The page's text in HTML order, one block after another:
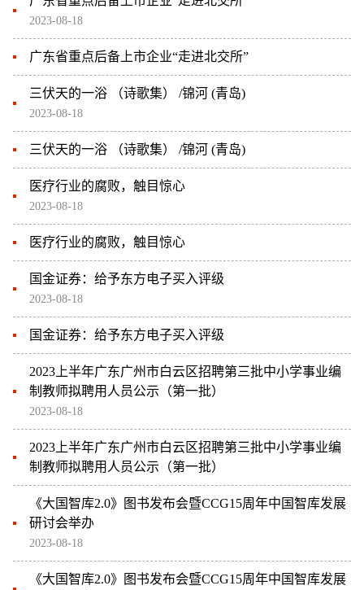
2023-08-18
广东省重点后备上市企业“走进北交所”
三伏天的一浴 （诗歌集） /锦河 (青岛)
2023-08-18
三伏天的一浴 （诗歌集） /锦河 (青岛)
医疗行业的腐败，触目惊心
2023-08-18
医疗行业的腐败，触目惊心
国金证券：给予东方电子买入评级
2023-08-18
国金证券：给予东方电子买入评级
2023上半年广东广州市白云区招聘第三批中小学事业编
制教师拟聘用人员公示（第一批）
2023-08-18
2023上半年广东广州市白云区招聘第三批中小学事业编
制教师拟聘用人员公示（第一批）
《大国智库2.0》图书发布会暨CCG15周年中国智库发展
研讨会举办
2023-08-18
《大国智库2.0》图书发布会暨CCG15周年中国智库发展